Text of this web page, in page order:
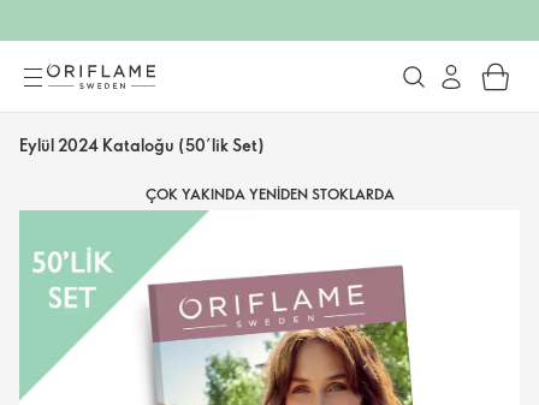
Eylül 2024 Kataloğu (50’lik Set)
ÇOK YAKINDA YENIDEN STOKLARDA